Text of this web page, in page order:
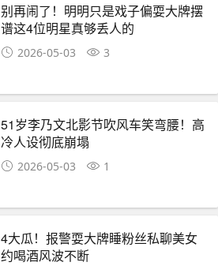
别再闹了！明明只是戏子偏耍大牌摆
谱这4位明星真够丢人的
2026-05-03 3
51岁李乃文北影节吹风车笑弯腰！高
冷人设彻底崩塌
2026-05-03 1
4大瓜！报警耍大牌睡粉丝私聊美女
约喝酒风波不断